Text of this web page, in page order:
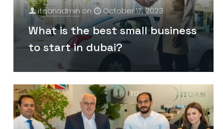
itqanadminon October 17, 2023
What is the best small business
to start in dubai?